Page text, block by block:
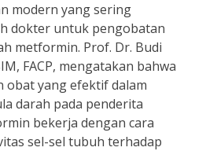
modern yang sering
dokter untuk pengobatan
metformin. Prof. Dr. Budi
FACP, mengatakan bahwa
yang efektif dalam
darah pada penderita
bekerja dengan cara
sel-sel tubuh terhadap